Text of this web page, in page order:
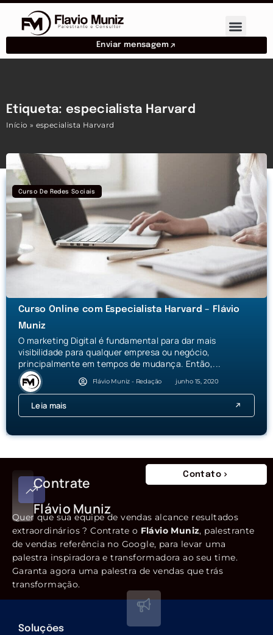
Enviar mensagem
Etiqueta: especialista Harvard
Início » especialista Harvard
Curso De Redes Sociais
Curso Online com Especialista Harvard – Flávio
Muniz
O marketing Digital é fundamental para dar mais
visibilidade para qualquer empresa ou negócio,
principalmente em tempos de mudança. Então,...
Flávio Muniz - Redação junho 15, 2020
Leia mais
Contrate
Flávio Muniz
Contato
Quer que sua equipe de vendas alcance resultados
extraordinários ? Contrate o Flávio Muniz, palestrante
de vendas referência no Google, para levar uma
palestra inspiradora e transformadora ao seu time.
Garanta agora uma palestra de vendas que trás
transformação.
Soluções